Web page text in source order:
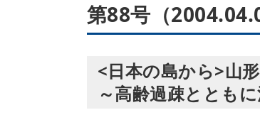
第88号（
<日本の島から>山
～高齢過疎ととも